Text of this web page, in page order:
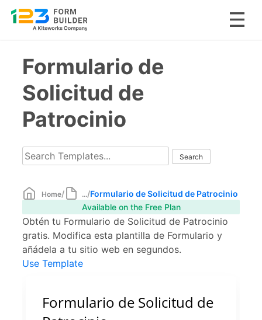
contentFormulario de
Solicitud de
Patrocinio
Home/ .../Formulario de Solicitud de Patrocinio
Available on the Free Plan
Obtén tu Formulario de Solicitud de Patrocinio
gratis. Modifica esta plantilla de Formulario y
añádela a tu sitio web en segundos.
Use Template